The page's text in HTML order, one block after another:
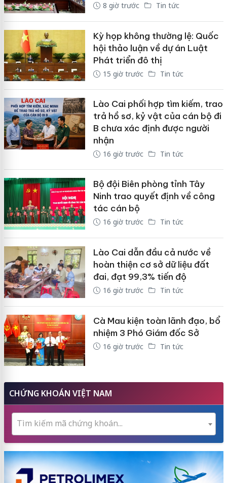
8 giờ trước Tin tức
Kỳ họp không thường lệ: Quốc
hội thảo luận về dự án Luật
Phát triển đô thị
15 giờ trước Tin tức
Lào Cai phối hợp tìm kiếm, trao
trả hồ sơ, kỷ vật của cán bộ đi
B chưa xác định được người
nhận
16 giờ trước Tin tức
Bộ đội Biên phòng tỉnh Tây
Ninh trao quyết định về công
tác cán bộ
16 giờ trước Tin tức
Lào Cai dẫn đầu cả nước về
hoàn thiện cơ sở dữ liệu đất
đai, đạt 99,3% tiến độ
16 giờ trước Tin tức
Cà Mau kiện toàn lãnh đạo, bổ
nhiệm 3 Phó Giám đốc Sở
16 giờ trước Tin tức
CHỨNG KHOÁN VIỆT NAM
Tìm kiếm mã chứng khoán...